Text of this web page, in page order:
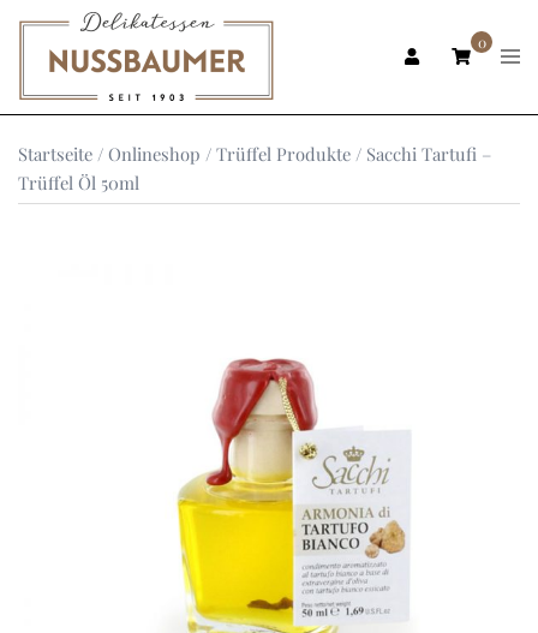
Inhalt
springen
0
Startseite / Onlineshop / Trüffel Produkte / Sacchi Tartufi –
Trüffel Öl 50ml